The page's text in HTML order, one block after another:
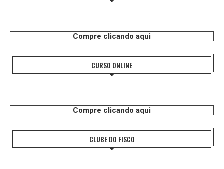
Compre clicando aqui
CURSO ONLINE
Compre clicando aqui
CLUBE DO FISCO